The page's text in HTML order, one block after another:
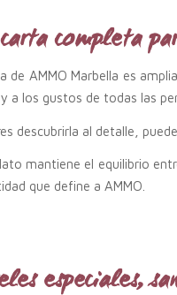
completa
de AMMO Marbella es
a los gustos de todas las
descubrirla al detalle,
mantiene el equilibrio
que define a AMMO.
especiales,